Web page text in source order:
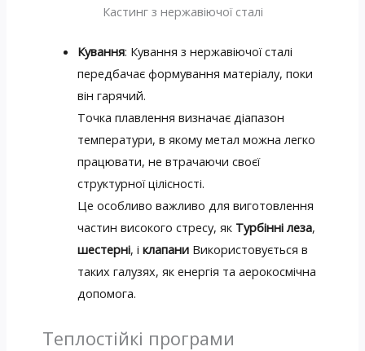
Кастинг з нержавіючої сталі
Кування: Кування з нержавіючої сталі
передбачає формування матеріалу, поки
він гарячий.
Точка плавлення визначає діапазон
температури, в якому метал можна легко
працювати, не втрачаючи своєї
структурної цілісності.
Це особливо важливо для виготовлення
частин високого стресу, як Турбінні леза,
шестерні, іклапани Використовується в
таких галузях, як енергія та аерокосмічна
допомога.
Теплостійкі програми